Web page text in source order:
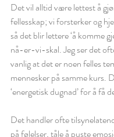
Det vil alltid være lettest å
fellesskap; vi forsterker og
så det blir lettere ‘å komme
nå-er-vi-skal. Jeg ser det
vanlig at det er noen felles
mennesker på samme kurs.
‘energetisk dugnad’ for å få
Det handler ofte
på følelser, tåle å puste